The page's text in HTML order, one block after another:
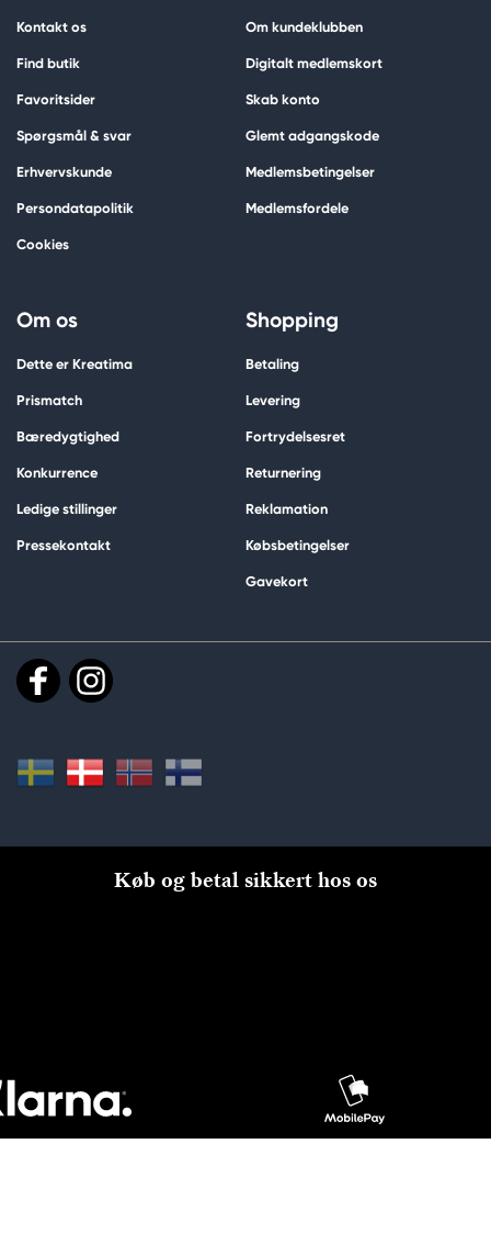
Kontakt os
Find butik
Favoritsider
Spørgsmål & svar
Erhvervskunde
Persondatapolitik
Cookies
Om kundeklubben
Digitalt medlemskort
Skab konto
Glemt adgangskode
Medlemsbetingelser
Medlemsfordele
Om os
Dette er Kreatima
Prismatch
Bæredygtighed
Konkurrence
Ledige stillinger
Pressekontakt
Shopping
Betaling
Levering
Fortrydelsesret
Returnering
Reklamation
Købsbetingelser
Gavekort
Køb og betal sikkert hos os